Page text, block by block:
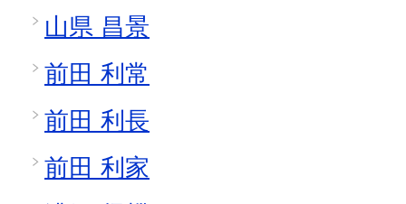
山県 昌景
前田 利常
前田 利長
前田 利家